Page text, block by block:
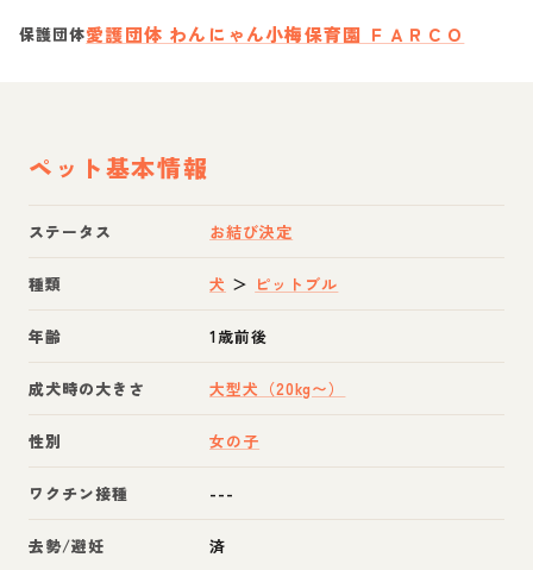
保護団体愛護団体 わんにゃん小梅保育園 ＦＡＲＣＯ
ペット基本情報
ステータス お結び決定
種類 犬 ＞ ピットブル
年齢 1歳前後
成犬時の大きさ 大型犬（20kg〜）
性別 女の子
ワクチン接種 ---
去勢/避妊 済